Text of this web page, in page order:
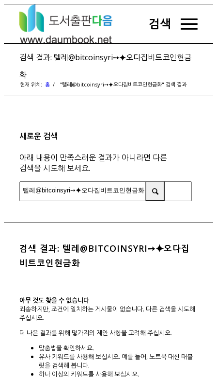
검색
검색 결과: 텔레@bitcoinsyri➙⯌오다집비트코인현금
화
현재 위치: 홈 / "텔레@bitcoinsyri➙⯌오다집비트코인현금화" 검색 결과
새로운 검색
아래 내용이 만족스러운 결과가 아니라면 다른
검색을 시도해 보세요.
검색 결과: 텔레@BITCOINSYRI➙⯌오다집
비트코인현금화
아무 것도 찾을 수 없습니다
죄송하지만, 조건에 일치하는 게시물이 없습니다. 다른 검색을 시도해
주십시오.
더 나은 결과를 위해 몇가지의 제안 사항을 고려해 주십시오.
맞춤법을 확인하세요.
유사 키워드를 사용해 보십시오. 예를 들어, 노트북 대신 태블
릿을 검색해 봅니다.
하나 이상의 키워드를 사용해 보십시오.